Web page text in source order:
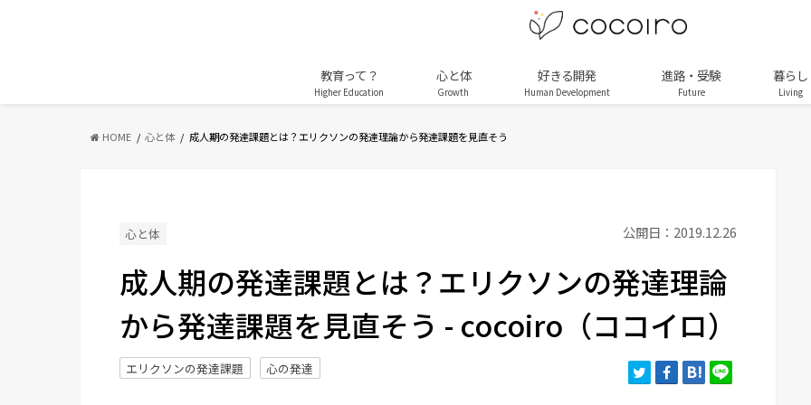
教育って？
Higher Education
心と体
Growth
好きる開発
Human Development
進路・受験
Future
暮らし
Living
HOME 心と体 成人期の発達課題とは？エリクソンの発達理論から発達課題を見直そう
心と体 公開日：2019.12.26
成人期の発達課題とは？エリクソンの発達理論
から発達課題を見直そう - cocoiro（ココイロ）
エリクソンの発達課題 心の発達